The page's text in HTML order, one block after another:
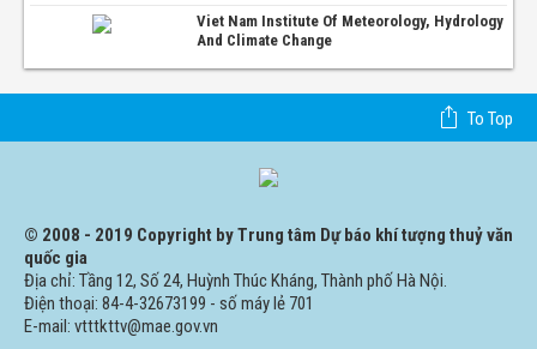
Viet Nam Institute Of Meteorology, Hydrology
And Climate Change
To Top
© 2008 - 2019 Copyright by Trung tâm Dự báo khí tượng thuỷ văn
quốc gia
Địa chỉ: Tầng 12, Số 24, Huỳnh Thúc Kháng, Thành phố Hà Nội.
Điện thoại: 84-4-32673199 - số máy lẻ 701
E-mail: vtttkttv@mae.gov.vn